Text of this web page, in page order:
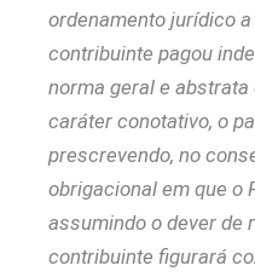
ordenamento jurídico
contribuinte pagou
norma geral e
caráter conotativo, o
prescrevendo, no
obrigacional em que o
assumindo o dever de
contribuinte figurará